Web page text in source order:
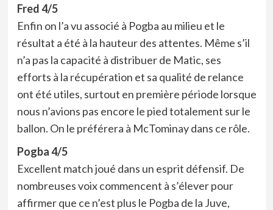
Fred 4/5
Enfin on l’a vu associé à Pogba au milieu et le
résultat a été à la hauteur des attentes. Même s’il
n’a pas la capacité à distribuer de Matic, ses
efforts à la récupération et sa qualité de relance
ont été utiles, surtout en première période lorsque
nous n’avions pas encore le pied totalement sur le
ballon. On le préférera à McTominay dans ce rôle.
Pogba 4/5
Excellent match joué dans un esprit défensif. De
nombreuses voix commencent à s’élever pour
affirmer que ce n’est plus le Pogba de la Juve,